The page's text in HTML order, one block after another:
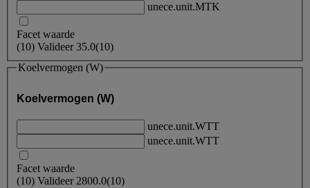
unece.unit.MTK
Facet waarde
(10) Valideer35.0(10)
Koelvermogen (W)
Koelvermogen (W)
unece.unit.WTT
unece.unit.WTT
Facet waarde
(10) Valideer 2800.0(10)